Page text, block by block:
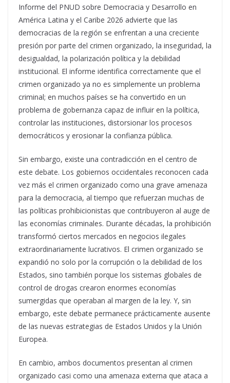
Informe del PNUD sobre Democracia y Desarrollo en
América Latina y el Caribe 2026 advierte que las
democracias de la región se enfrentan a una creciente
presión por parte del crimen organizado, la inseguridad, la
desigualdad, la polarización política y la debilidad
institucional. El informe identifica correctamente que el
crimen organizado ya no es simplemente un problema
criminal; en muchos países se ha convertido en un
problema de gobernanza capaz de influir en la política,
controlar las instituciones, distorsionar los procesos
democráticos y erosionar la confianza pública.
Sin embargo, existe una contradicción en el centro de
este debate. Los gobiernos occidentales reconocen cada
vez más el crimen organizado como una grave amenaza
para la democracia, al tiempo que refuerzan muchas de
las políticas prohibicionistas que contribuyeron al auge de
las economías criminales. Durante décadas, la prohibición
transformó ciertos mercados en negocios ilegales
extraordinariamente lucrativos. El crimen organizado se
expandió no solo por la corrupción o la debilidad de los
Estados, sino también porque los sistemas globales de
control de drogas crearon enormes economías
sumergidas que operaban al margen de la ley. Y, sin
embargo, este debate permanece prácticamente ausente
de las nuevas estrategias de Estados Unidos y la Unión
Europea.
En cambio, ambos documentos presentan al crimen
organizado casi como una amenaza externa que ataca a